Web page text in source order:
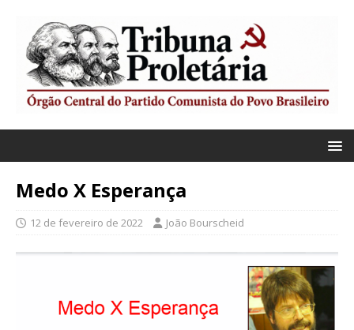
Medo X Esperança
12 de fevereiro de 2022 João Bourscheid